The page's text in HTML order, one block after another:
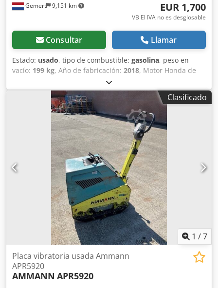
Gemert 9,151 km EUR 1,700
VB El IVA no es desglosable
Consultar Llamar
Estado: usado, tipo de combustible: gasolina, peso en
vacío: 199 kg, Año de fabricación: 2018, Motor Honda de
gasolina. Dkjdpfjxw H Hvox Am Tsr Arranque manual. Peso:
199 kg Fuerza de impacto: 30 kN Ancho de la placa: 50 cm
Movimiento hacia adelante/hacia atrás. Precio: 1.700 €, sin
IVA. ¡Disponibles varias unidades en stock!
Clasificado
1 /7
Placa vibratoria usada Ammann
APR5920
AMMANN APR5920